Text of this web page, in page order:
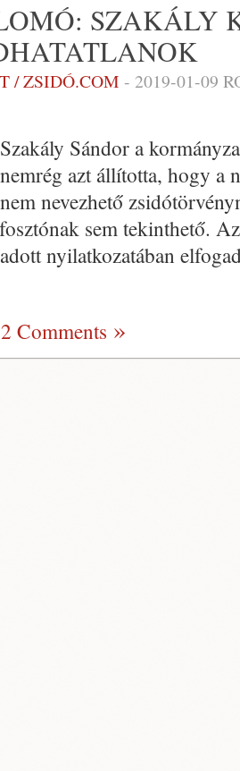
SZAKÁLY
/ ZSIDÓ.COM - 2019-01-09
Szakály Sándor a
nemrég azt állította, hogy a
nem nevezhető
sem tekinthető.
nyilatkozatában
2 Comments